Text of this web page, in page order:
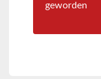
geworden